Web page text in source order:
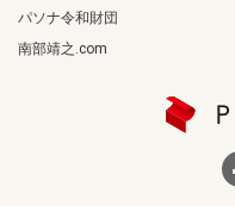
パソナ令和財団
南部靖之.com